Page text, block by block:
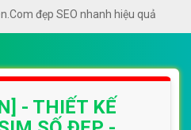
đẹp SEO nhanh hiệu quả
- THIẾT KẾ